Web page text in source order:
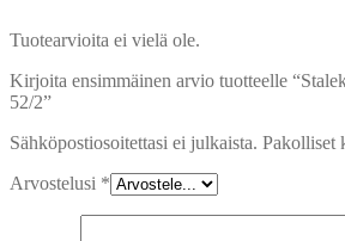
Tuotearvioita ei vielä ole.
Kirjoita ensimmäinen arvio tuotteelle
52/2”
Sähköpostiosoitettasi ei julkaista. Pakolliset
Arvostelusi *